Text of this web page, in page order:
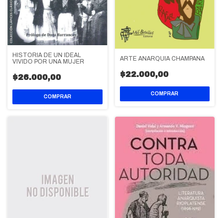
HISTORIA DE UN IDEAL
VIVIDO POR UNA MUJER
$26.000,00
ARTE ANARQUIA CHAMPAÑA
$22.000,00